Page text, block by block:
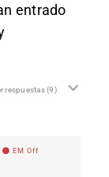
entrado
respuestas(9)
EM Off